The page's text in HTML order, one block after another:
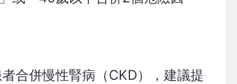
合併慢性腎病（CKD），建議提